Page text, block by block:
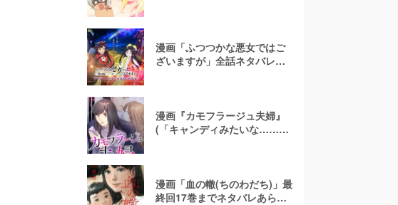
漫画「ふつつかな悪女ではご
ざいますが」全話ネタバレあ
漫画『カモフラージュ夫婦』
(「キャンディみたいな……」)
漫画「血の轍(ちのわだち)」最
終回17巻までネタバレあらす